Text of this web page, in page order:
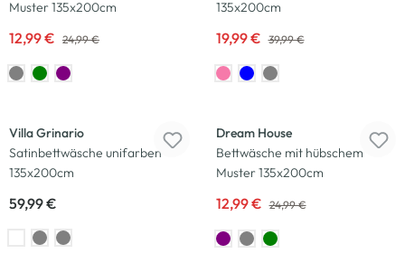
Muster 135x200cm
12,99 € 24,99 €
135x200cm
19,99 € 39,99 €
Villa Grinario
Satinbettwäsche unifarben
135x200cm
59,99 €
Dream House
Bettwäsche mit hübschem
Muster 135x200cm
12,99 € 24,99 €